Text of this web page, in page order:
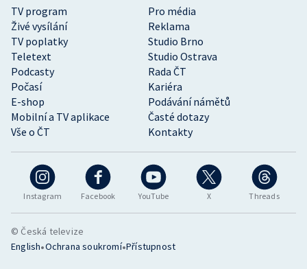
Instagram Facebook YouTube X Threads
TV program
Pro média
Živé vysílání
Reklama
TV poplatky
Studio Brno
Teletext
Studio Ostrava
Podcasty
Rada ČT
Počasí
Kariéra
E-shop
Podávání námětů
Mobilní a TV aplikace
Časté dotazy
Vše o ČT
Kontakty
© Česká televize
English•Ochrana soukromí•Přístupnost